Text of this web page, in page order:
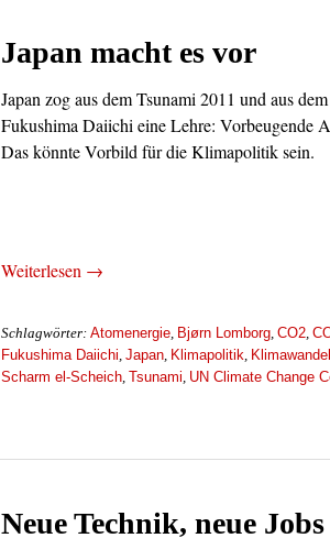
Japan macht es vor
Japan zog aus dem Tsunami 2011 und aus
Fukushima Daiichi eine Lehre: Vorbeugende
Das könnte Vorbild für die Klimapolitik sein.
Weiterlesen →
Schlagwörter: Atomenergie, Bjørn Lomborg, CO2,
Fukushima Daiichi, Japan, Klimapolitik, Klimawandel
Scharm el-Scheich, Tsunami, UN Climate Change
Neue Technik, neue Jobs